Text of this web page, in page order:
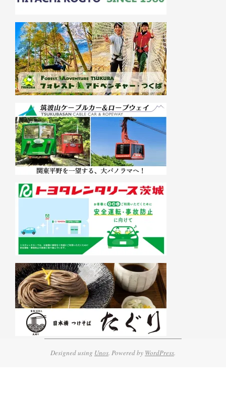
Designed using Unos. Powered by WordPress.